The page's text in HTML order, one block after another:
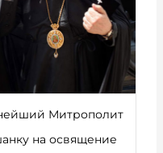
Митрополит
на освящение